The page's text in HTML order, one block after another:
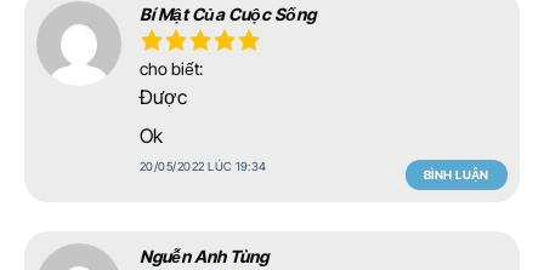
Bí Mật Của Cuộc Sống
cho biết:
Được
Ok
20/05/2022 LÚC 19:34
BÌNH LUẬN
Nguễn Anh Tùng